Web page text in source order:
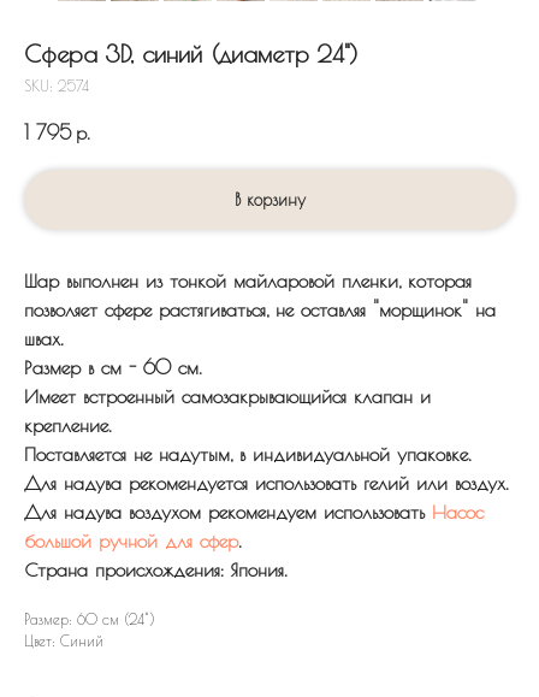
Сфера 3D, синий (диаметр 24")
SKU: 2574
1 795 р.
В корзину
Шар выполнен из тонкой майларовой пленки, которая
позволяет сфере растягиваться, не оставляя "морщинок" на
швах.
Размер в см - 60 см.
Имеет встроенный самозакрывающийся клапан и
крепление.
Поставляется не надутым, в индивидуальной упаковке.
Для надува рекомендуется использовать гелий или воздух.
Для надува воздухом рекомендуем использовать Насос
большой ручной для сфер.
Страна происхождения: Япония.
Размер: 60 см (24")
Цвет: Синий